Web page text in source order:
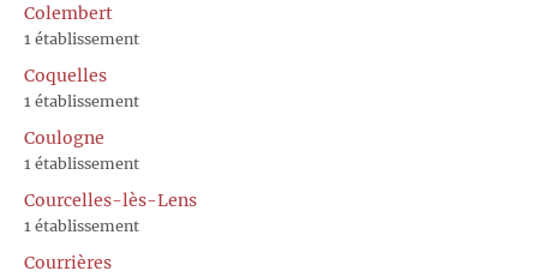
Colembert
1 établissement
Coquelles
1 établissement
Coulogne
1 établissement
Courcelles-lès-Lens
1 établissement
Courrières